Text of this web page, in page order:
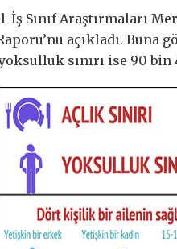
Sınıf Araştırmaları
açıkladı.
sınırı ise 90 bin